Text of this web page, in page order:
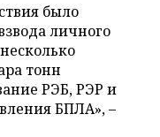
было
личного
тонн
РЭБ, РЭР и
БПЛА», –